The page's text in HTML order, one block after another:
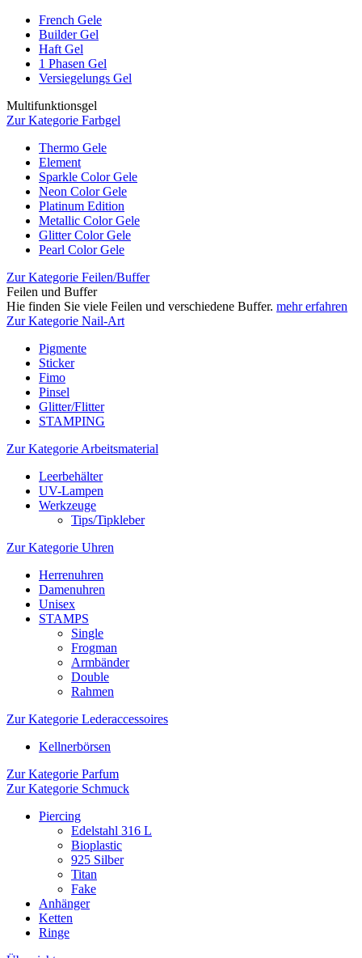
French Gele
Builder Gel
Haft Gel
1 Phasen Gel
Versiegelungs Gel
Multifunktionsgel
Zur Kategorie Farbgel
Thermo Gele
Element
Sparkle Color Gele
Neon Color Gele
Platinum Edition
Metallic Color Gele
Glitter Color Gele
Pearl Color Gele
Zur Kategorie Feilen/Buffer
Feilen und Buffer
Hie finden Sie viele Feilen und verschiedene Buffer. mehr erfahren
Zur Kategorie Nail-Art
Pigmente
Sticker
Fimo
Pinsel
Glitter/Flitter
STAMPING
Zur Kategorie Arbeitsmaterial
Leerbehälter
UV-Lampen
Werkzeuge
Tips/Tipkleber
Zur Kategorie Uhren
Herrenuhren
Damenuhren
Unisex
STAMPS
Single
Frogman
Armbänder
Double
Rahmen
Zur Kategorie Lederaccessoires
Kellnerbörsen
Zur Kategorie Parfum
Zur Kategorie Schmuck
Piercing
Edelstahl 316 L
Bioplastic
925 Silber
Titan
Fake
Anhänger
Ketten
Ringe